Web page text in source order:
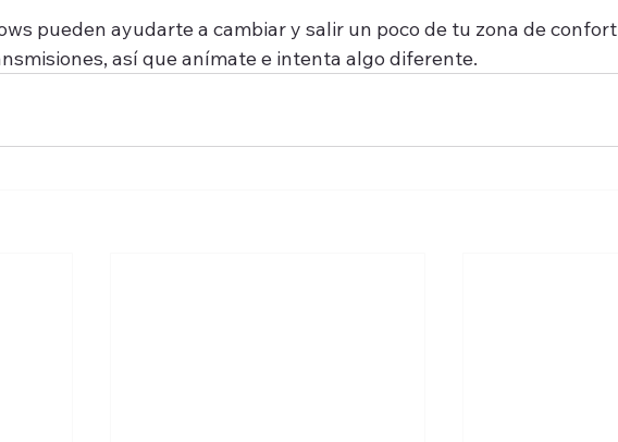
pueden ayudarte a cambiar y salir un poco de tu zona de confort
así que anímate e intenta algo diferente.